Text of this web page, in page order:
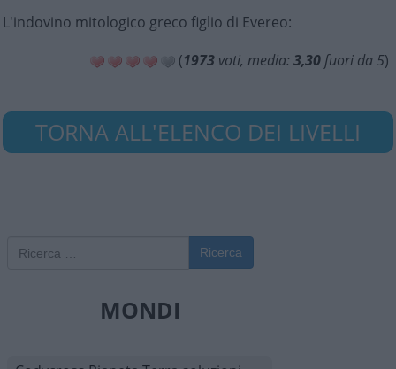
L'indovino mitologico greco figlio di Evereo:
(1973 voti, media: 3,30 fuori da 5)
TORNA ALL'ELENCO DEI LIVELLI
Ricerca
MONDI